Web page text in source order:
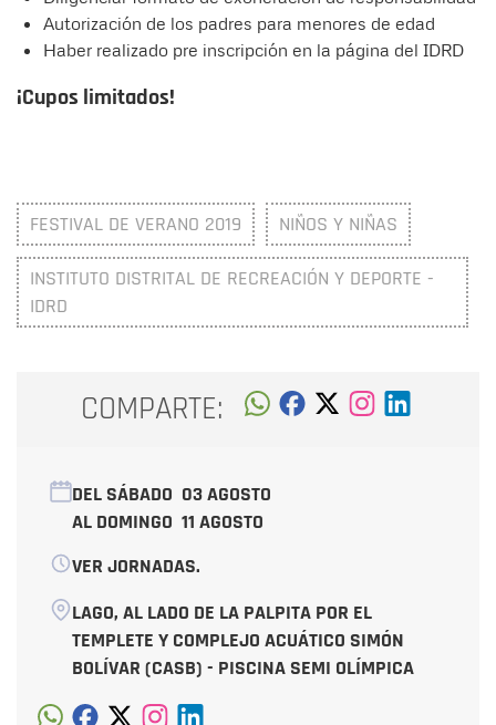
Autorización de los padres para menores de edad
Haber realizado pre inscripción en la página del IDRD
¡Cupos limitados!
FESTIVAL DE VERANO 2019 NIÑOS Y NIÑAS
INSTITUTO DISTRITAL DE RECREACIÓN Y DEPORTE -
IDRD
COMPARTE:
DEL SÁBADO 03 AGOSTO
AL DOMINGO 11 AGOSTO
VER JORNADAS.
LAGO, AL LADO DE LA PALPITA POR EL
TEMPLETE Y COMPLEJO ACUÁTICO SIMÓN
BOLÍVAR (CASB) - PISCINA SEMI OLÍMPICA